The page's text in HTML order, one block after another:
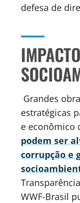
defesa de
Grandes
estratégicas
e econômico
podem ser
corrupção e
WWF-Brasil